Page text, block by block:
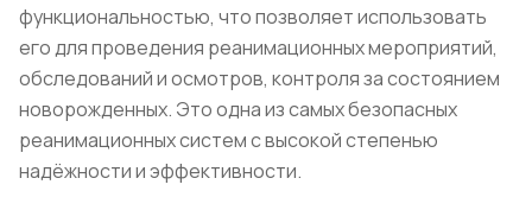
функциональностью, что позволяет использовать
его для проведения реанимационных мероприятий,
обследований и осмотров, контроля за состоянием
новорожденных. Это одна из самых безопасных
реанимационных систем с высокой степенью
надёжности и эффективности.